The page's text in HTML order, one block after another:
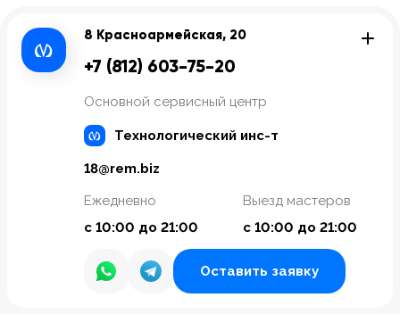
8 Красноармейская, 20
+7 (812) 603-75-20
Основной сервисный центр
Технологический инс-т
18@rem.biz
Ежедневно
с 10:00 до 21:00
Выезд мастеров
с 10:00 до 21:00
Оставить заявку